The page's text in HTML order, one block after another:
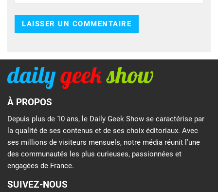
À PROPOS
Depuis plus de 10 ans, le Daily Geek Show se caractérise par
la qualité de ses contenus et de ses choix éditoriaux. Avec
ses millions de visiteurs mensuels, notre média réunit l’une
des communautés les plus curieuses, passionnées et
engagées de France.
SUIVEZ-NOUS